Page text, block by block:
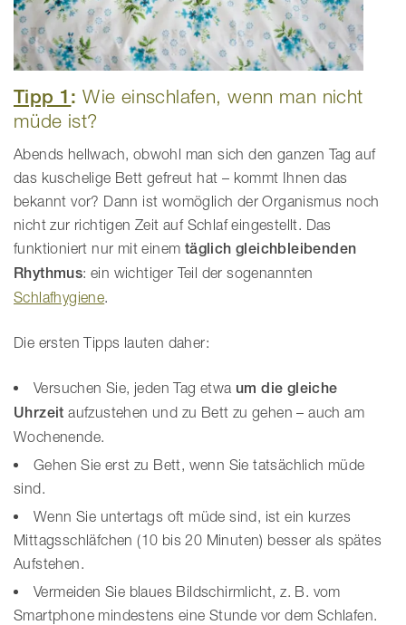
Tipp 1 :Wie einschlafen, wenn man nicht
müde ist?
Abends hellwach, obwohl man sich den ganzen Tag auf
das kuschelige Bett gefreut hat – kommt Ihnen das
bekannt vor? Dann ist womöglich der Organismus noch
nicht zur richtigen Zeit auf Schlaf eingestellt. Das
funktioniert nur mit einem täglich gleichbleibenden
Rhythmus: ein wichtiger Teil der sogenannten
Schlafhygiene.
Die ersten Tipps lauten daher:
Versuchen Sie, jeden Tag etwa um die gleiche
Uhrzeit aufzustehen und zu Bett zu gehen – auch am
Wochenende.
Gehen Sie erst zu Bett, wenn Sie tatsächlich müde
sind.
Wenn Sie untertags oft müde sind, ist ein kurzes
Mittagsschläfchen (10 bis 20 Minuten) besser als spätes
Aufstehen.
Vermeiden Sie blaues Bildschirmlicht, z. B. vom
Smartphone mindestens eine Stunde vor dem Schlafen.